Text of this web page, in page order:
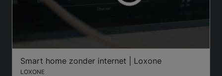
Smart home zonder internet | Loxone
LOXONE